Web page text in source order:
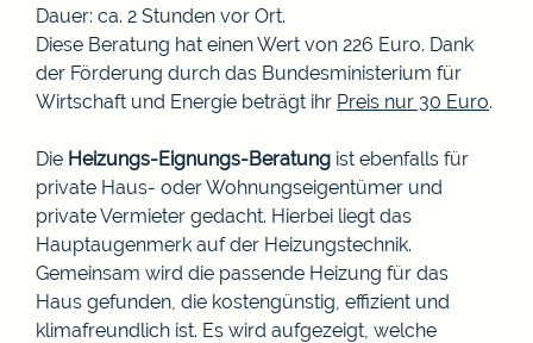
Dauer: ca. 2 Stunden vor Ort.
Diese Beratung hat einen Wert von 226 Euro. Dank
der Förderung durch das Bundesministerium für
Wirtschaft und Energie beträgt ihr Preis nur 30 Euro.
Die Heizungs-Eignungs-Beratung ist ebenfalls für
private Haus- oder Wohnungseigentümer und
private Vermieter gedacht. Hierbei liegt das
Hauptaugenmerk auf der Heizungstechnik.
Gemeinsam wird die passende Heizung für das
Haus gefunden, die kostengünstig, effizient und
klimafreundlich ist. Es wird aufgezeigt, welche